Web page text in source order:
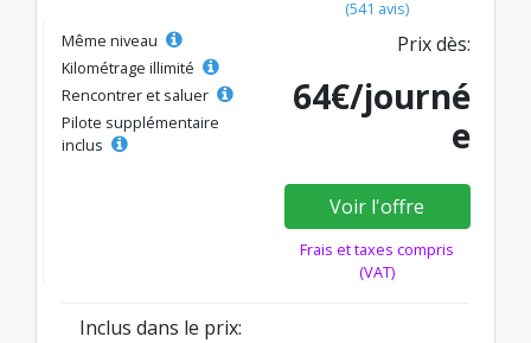
(541 avis)
Même niveau
Kilométrage illimité
Rencontrer et saluer
Pilote supplémentaire
inclus
Prix dès:
64€/journé
e
Voir l'offre
Frais et taxes compris
(VAT)
Inclus dans le prix: